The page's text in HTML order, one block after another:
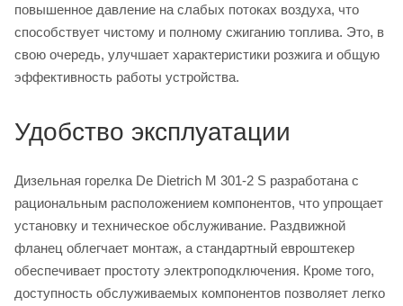
повышенное давление на слабых потоках воздуха, что
способствует чистому и полному сжиганию топлива. Это, в
свою очередь, улучшает характеристики розжига и общую
эффективность работы устройства.
Удобство эксплуатации
Дизельная горелка De Dietrich M 301-2 S разработана с
рациональным расположением компонентов, что упрощает
установку и техническое обслуживание. Раздвижной
фланец облегчает монтаж, а стандартный евроштекер
обеспечивает простоту электроподключения. Кроме того,
доступность обслуживаемых компонентов позволяет легко